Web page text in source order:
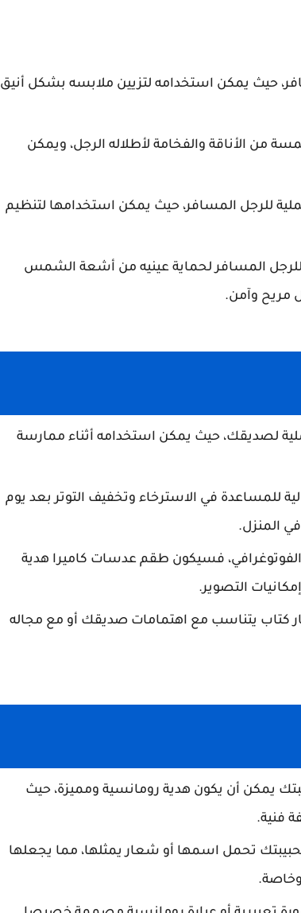
حيث يمكن استخدامه لتزيين ملابسه بشكل أنيق
من الأناقة والفخامة لأطلاله الرجل، ويمكن
للرجل المسافر، حيث يمكن استخدامها لتنظيم
المسافر لحماية عينيه من أشعة الشمس
مريح وآمن.
لصديقك، حيث يمكن استخدامه أثناء ممارسة
للمساعدة في الاسترخاء وتخفيف التوتر بعد يوم
المنزل.
فسيكون طقم عدسات كاميرا هدية
التصوير.
كتاب يتناسب مع اهتمامات صديقك أو مع مجاله
أن يكون هدية رومانسية ومميزة، حيث
فنية.
تحمل اسمها أو شعار يمثلها، مما يجعلها